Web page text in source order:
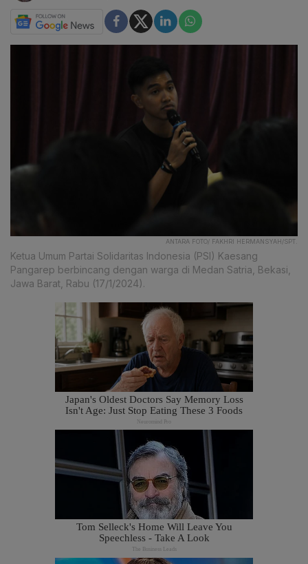
ANTARA FOTO/ FAKHRI HERMANSYAH/SPT.
Ketua Umum Partai Solidaritas Indonesia (PSI) Kaesang
Pangarep berbincang dengan warga di Medan Satria, Bekasi,
Jawa Barat, Rabu (17/1/2024).